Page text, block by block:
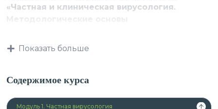
«Частная и клиническая вирусология.
Иммунологическая и молекулярно-
Показать больше
Содержимое курса
Модуль 1. Частная вирусология